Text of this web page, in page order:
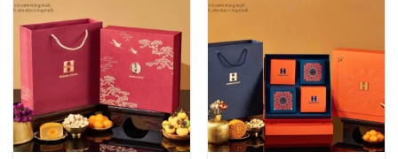
quan hệ trong mùa lễ hội này!